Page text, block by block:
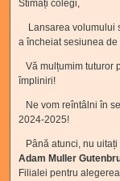
Stimați colegi,
Lansarea volumului
a încheiat sesiunea
Vă mulțumim tuturor
împliniri!
Ne vom reîntâlni în
2024-2025!
Până atunci, nu uitați
Adam Muller
Filialei pentru